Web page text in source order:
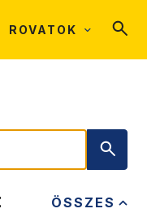
ROVATOK
ÖSSZES